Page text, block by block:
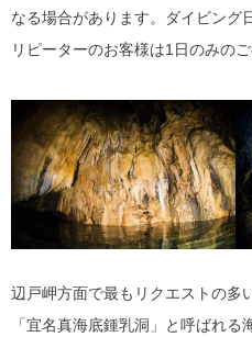
なる場合があります。ダイビング
リピーターのお客様は1日のみの
辺戸岬方面で最もリクエストの多
「宜名真海底鍾乳洞」と呼ばれ